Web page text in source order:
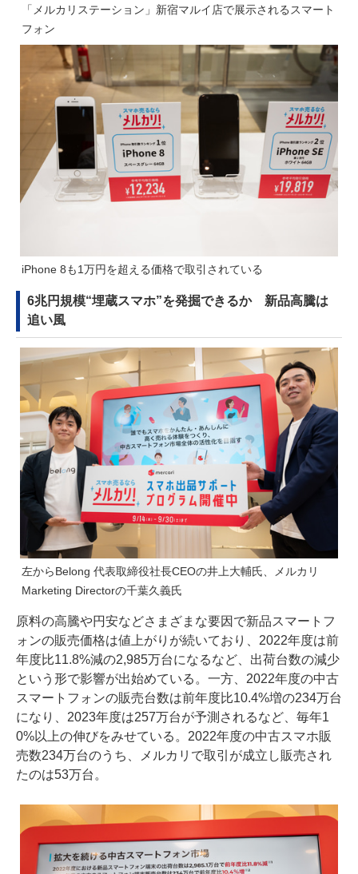
「メルカリステーション」新宿マルイ店で展示されるスマート
フォン
iPhone 8も1万円を超える価格で取引されている
6兆円規模“埋蔵スマホ”を発掘できるか 新品高騰は
追い風
左からBelong 代表取締役社長CEOの井上大輔氏、メルカリ
Marketing Directorの千葉久義氏
原料の高騰や円安などさまざまな要因で新品スマートフ
ォンの販売価格は値上がりが続いており、2022年度は前
年度比11.8%減の2,985万台になるなど、出荷台数の減少
という形で影響が出始めている。一方、2022年度の中古
スマートフォンの販売台数は前年度比10.4%増の234万台
になり、2023年度は257万台が予測されるなど、毎年1
0%以上の伸びをみせている。2022年度の中古スマホ販
売数234万台のうち、メルカリで取引が成立し販売され
たのは53万台。